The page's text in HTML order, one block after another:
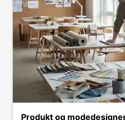
Produkt og